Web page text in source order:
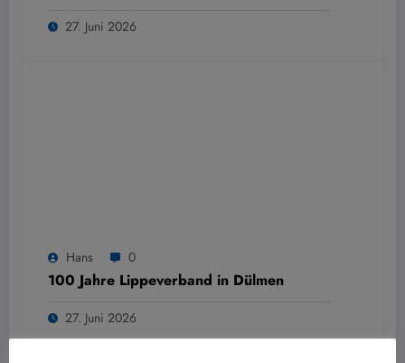
27. Juni 2026
Hans 0
100 Jahre Lippeverband in Dülmen
27. Juni 2026